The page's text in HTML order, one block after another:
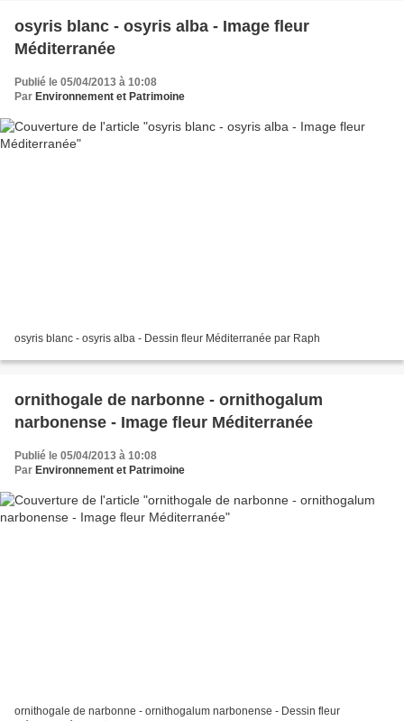
osyris blanc - osyris alba - Image fleur
Méditerranée
Publié le 05/04/2013 à 10:08
Par Environnement et Patrimoine
osyris blanc - osyris alba - Dessin fleur Méditerranée par Raph
ornithogale de narbonne - ornithogalum
narbonense - Image fleur Méditerranée
Publié le 05/04/2013 à 10:08
Par Environnement et Patrimoine
ornithogale de narbonne - ornithogalum narbonense - Dessin fleur